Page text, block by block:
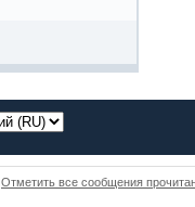
Отметить все сообщения